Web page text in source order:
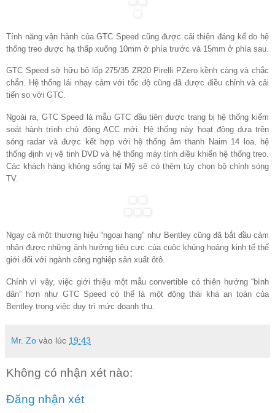
Tính năng vận hành của GTC Speed cũng được cải thiện đáng kể do hệ
thống treo được hạ thấp xuống 10mm ở phía trước và 15mm ở phía sau.
GTC Speed sở hữu bộ lốp 275/35 ZR20 Pirelli PZero kềnh càng và chắc
chắn. Hệ thống lái nhạy cảm với tốc độ cũng đã được điều chỉnh và cải
tiến so với GTC.
Ngoài ra, GTC Speed là mẫu GTC đầu tiên được trang bị hệ thống kiểm
soát hành trình chủ động ACC mới. Hệ thống này hoạt động dựa trên
sóng radar và được kết hợp với hệ thống âm thanh Naim 14 loa, hệ
thống định vị vệ tinh DVD và hệ thống máy tính điều khiển hệ thống treo.
Các khách hàng không sống tại Mỹ sẽ có thêm tùy chọn bộ chỉnh sóng
TV.
Ngay cả một thương hiệu “ngoại hạng” như Bentley cũng đã bắt đầu cảm
nhận được những ảnh hưởng tiêu cực của cuộc khủng hoảng kinh tế thế
giới đối với ngành công nghiệp sản xuất ôtô.
Chính vì vậy, việc giới thiệu một mẫu convertible có thiên hướng “bình
dân” hơn như GTC Speed có thể là một động thái khá an toàn của
Bentley trong việc duy trì mức doanh thu.
Mr. Zo vào lúc 19:43
Không có nhận xét nào:
Đăng nhận xét